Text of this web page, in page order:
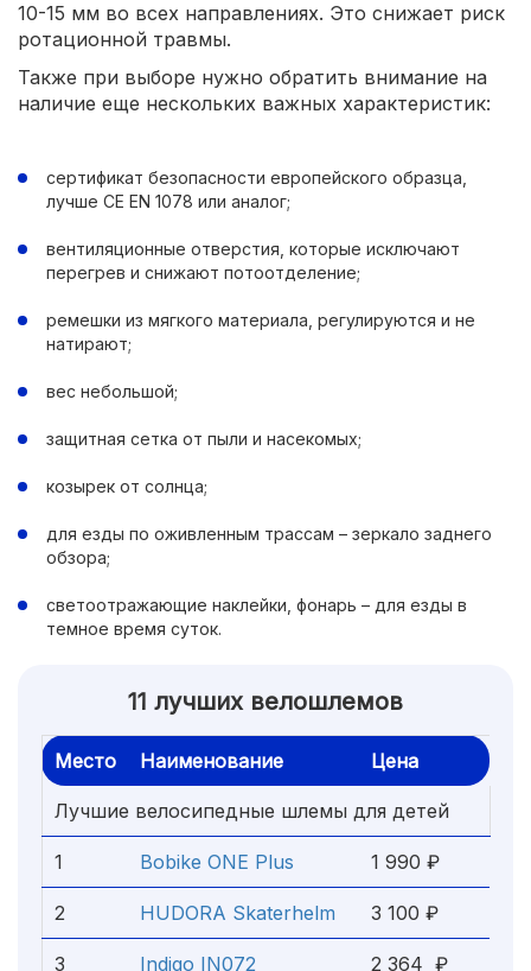
10-15 мм во всех направлениях. Это снижает риск
ротационной травмы.
Также при выборе нужно обратить внимание на
наличие еще нескольких важных характеристик:
сертификат безопасности европейского образца,
лучше CE EN 1078 или аналог;
вентиляционные отверстия, которые исключают
перегрев и снижают потоотделение;
ремешки из мягкого материала, регулируются и не
натирают;
вес небольшой;
защитная сетка от пыли и насекомых;
козырек от солнца;
для езды по оживленным трассам – зеркало заднего
обзора;
светоотражающие наклейки, фонарь – для езды в
темное время суток.
11 лучших велошлемов
Место Наименование Цена
Лучшие велосипедные шлемы для детей
1 Bobike ONE Plus 1 990 ₽
2 HUDORA Skaterhelm 3 100 ₽
3 Indigo IN072 2 364 ₽